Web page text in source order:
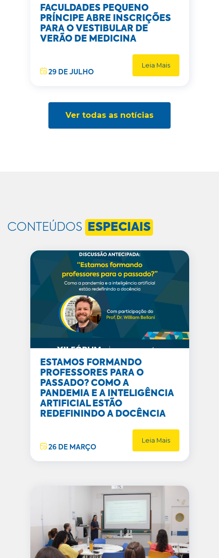
FACULDADES PEQUENO
PRÍNCIPE ABRE INSCRIÇÕES
PARA O VESTIBULAR DE
VERÃO DE MEDICINA
29 DE JULHO
Leia Mais
Ver todas as notícias
CONTEÚDOS ESPECIAIS
ESTAMOS FORMANDO
PROFESSORES PARA O
PASSADO? COMO A
PANDEMIA E A INTELIGÊNCIA
ARTIFICIAL ESTÃO
REDEFININDO A DOCÊNCIA
26 DE MARÇO
Leia Mais